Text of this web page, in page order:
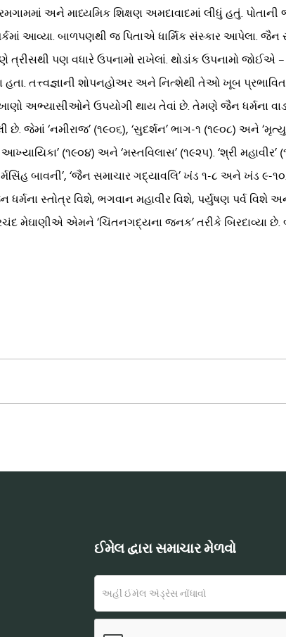
અને માધ્યમિક શિક્ષણ અમદાવાદમાં લીધું હતું. પોતાની
આવ્યા. બાળપણથી જ પિતાએ ધાર્મિક સંસ્કાર આપેલા. જૈન
પણ વધારે ઉપનામો રાખેલાં. થોડાંક ઉપનામો જોઈએ –
હતા. તત્ત્વજ્ઞાની શોપનહોઅર અને નિત્શેથી તેઓ ખૂબ
અભ્યાસીઓને ઉપયોગી થાય તેવાં છે. તેમણે જૈન ધર્મના
જેમાં ‘નમીરાજ’ (૧૯૦૬), ‘સુદર્શન’ ભાગ-૧ (૧૯૦૮) અને
(૧૯૦૪) અને ‘મસ્તવિલાસ’ (૧૯૨૫). ‘શ્રી મહાવીર’
બાવની’, ‘જૈન સમાચાર ગદ્યાવલિ’ ખંડ ૧-૮ અને ખંડ ૯-૧૦.
ધર્મના સ્તોત્ર વિશે, ભગવાન મહાવીર વિશે, પર્યુષણ પર્વ વિશે
મેઘાણીએ એમને ‘ચિંતનગદ્યના જનક’ તરીકે બિરદાવ્યા છે.
ઈમેલ દ્વારા સમાચાર મેળવો